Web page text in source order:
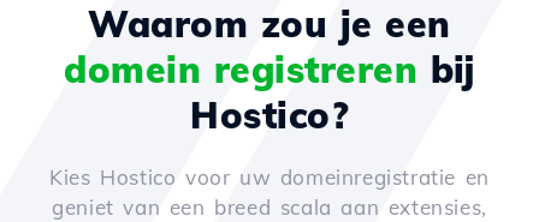
Waarom zou je een
domein registreren bij
Hostico?
Kies Hostico voor uw domeinregistratie en
geniet van een breed scala aan extensies,